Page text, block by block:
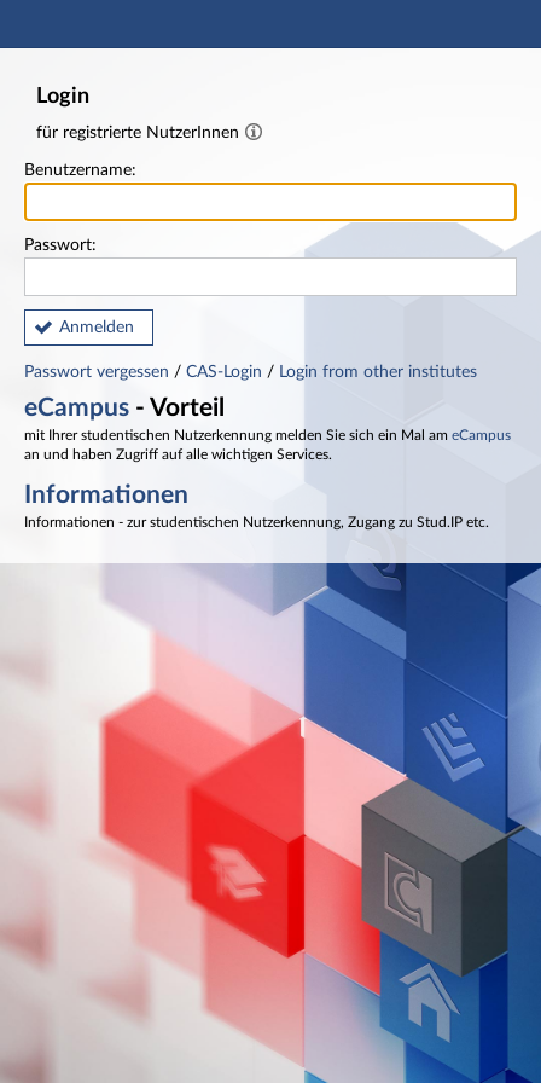
Hauptnavigation
Login
für registrierte NutzerInnen
Benutzername:
Passwort:
Anmelden
Passwort vergessen / CAS-Login / Login from other institutes
eCampus - Vorteil
mit Ihrer studentischen Nutzerkennung melden Sie sich ein Mal am eCampus
an und haben Zugriff auf alle wichtigen Services.
Informationen
Informationen - zur studentischen Nutzerkennung, Zugang zu Stud.IP etc.